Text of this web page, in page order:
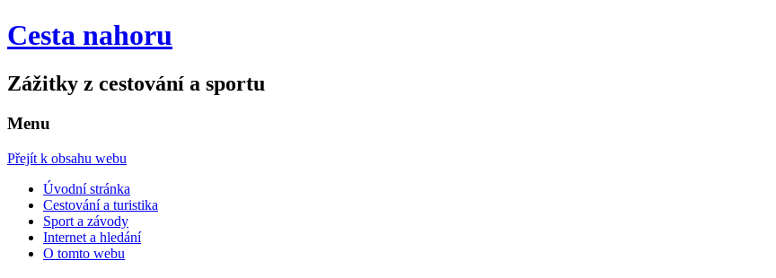
Cesta nahoru
Zážitky z cestování a sportu
Menu
Přejít k obsahu webu
Úvodní stránka
Cestování a turistika
Sport a závody
Internet a hledání
O tomto webu